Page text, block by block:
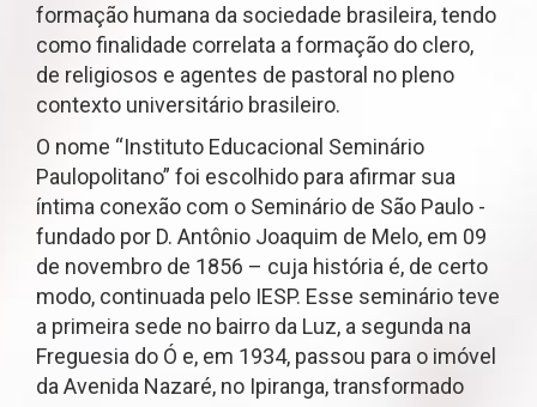
formação humana da sociedade brasileira, tendo
como finalidade correlata a formação do clero,
de religiosos e agentes de pastoral no pleno
contexto universitário brasileiro.
O nome “Instituto Educacional Seminário
Paulopolitano” foi escolhido para afirmar sua
íntima conexão com o Seminário de São Paulo -
fundado por D. Antônio Joaquim de Melo, em 09
de novembro de 1856 – cuja história é, de certo
modo, continuada pelo IESP. Esse seminário teve
a primeira sede no bairro da Luz, a segunda na
Freguesia do Ó e, em 1934, passou para o imóvel
da Avenida Nazaré, no Ipiranga, transformado